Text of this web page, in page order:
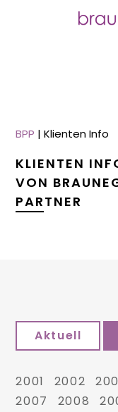
BPP |Klienten Info
KLIENTEN
VON
PARTNER
Aktuell
2001 2002
2007
2008